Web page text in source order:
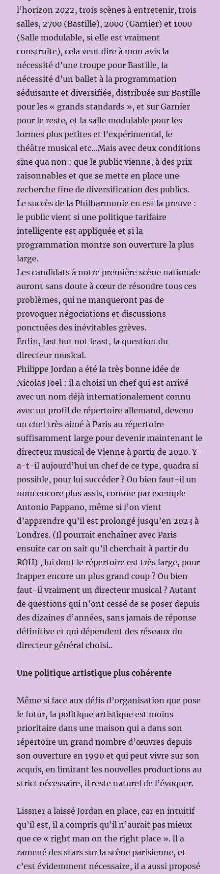
l’horizon 2022, trois scènes à entretenir, trois
salles, 2700 (Bastille), 2000 (Garnier) et 1000
(Salle modulable, si elle est vraiment
construite), cela veut dire à mon avis la
nécessité d’une troupe pour Bastille, la
nécessité d’un ballet à la programmation
séduisante et diversifiée, distribuée sur Bastille
pour les « grands standards », et sur Garnier
pour le reste, et la salle modulable pour les
formes plus petites et l’expérimental, le
théâtre musical etc…Mais avec deux conditions
sine qua non : que le public vienne, à des prix
raisonnables et que se mette en place une
recherche fine de diversification des publics.
Le succès de la Philharmonie en est la preuve :
le public vient si une politique tarifaire
intelligente est appliquée et si la
programmation montre son ouverture la plus
large.
Les candidats à notre première scène nationale
auront sans doute à cœur de résoudre tous ces
problèmes, qui ne manqueront pas de
provoquer négociations et discussions
ponctuées des inévitables grèves.
Enfin, last but not least, la question du
directeur musical.
Philippe Jordan a été la très bonne idée de
Nicolas Joel : il a choisi un chef qui est arrivé
avec un nom déjà internationalement connu
avec un profil de répertoire allemand, devenu
un chef très aimé à Paris au répertoire
suffisamment large pour devenir maintenant le
directeur musical de Vienne à partir de 2020. Y-
a-t-il aujourd’hui un chef de ce type, quadra si
possible, pour lui succéder ? Ou bien faut-il un
nom encore plus assis, comme par exemple
Antonio Pappano, même si l’on vient
d’apprendre qu’il est prolongé jusqu’en 2023 à
Londres. (Il pourrait enchaîner avec Paris
ensuite car on sait qu’il cherchait à partir du
ROH) , lui dont le répertoire est très large, pour
frapper encore un plus grand coup ? Ou bien
faut-il vraiment un directeur musical ? Autant
de questions qui n’ont cessé de se poser depuis
des dizaines d’années, sans jamais de réponse
définitive et qui dépendent des réseaux du
directeur général choisi..
Une politique artistique plus cohérente
Même si face aux défis d’organisation que pose
le futur, la politique artistique est moins
prioritaire dans une maison qui a dans son
répertoire un grand nombre d’œuvres depuis
son ouverture en 1990 et qui peut vivre sur son
acquis, en limitant les nouvelles productions au
strict nécessaire, il reste naturel de l’évoquer.
Lissner a laissé Jordan en place, car en intuitif
qu’il est, il a compris qu’il n’aurait pas mieux
que ce « right man on the right place ». Il a
ramené des stars sur la scène parisienne, et
c’est évidemment nécessaire, il a aussi proposé